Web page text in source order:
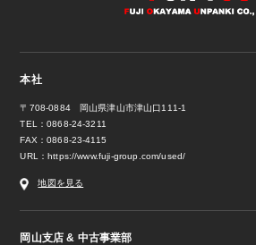
本社
〒708-0884 岡山県津山市津山口111-1
TEL：0868-24-3211
FAX：0868-23-4115
URL： https://www.fuji-group.com/used/
地図を見る
岡山支店 & 中古事業部